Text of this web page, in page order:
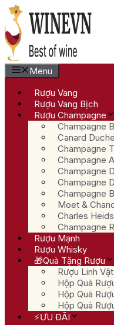
Chuyển
đến
nội
dung
Menu
Rượu Vang
Rượu Vang Bịch
Rượu Champagne
Champagne
Canard
Champagne
Champagne
Champagne
Champagne
Champagne
Moet &
Charles
Champagne
Rượu Mạnh
Rượu Whisky
🎁Quà Tặng Rượu
Rượu Linh
Hộp Quà
Hộp Quà
Hộp Quà
⚡ƯU ĐÃI